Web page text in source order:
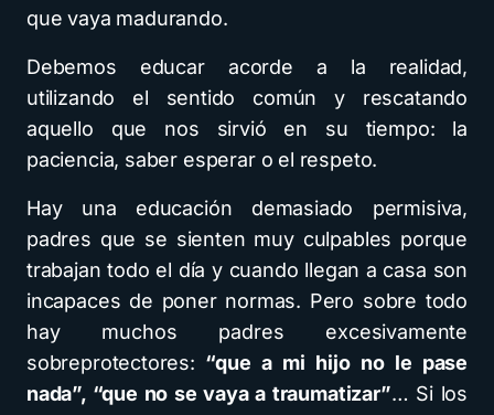
que vaya madurando.
Debemos educar acorde a la realidad,
utilizando el sentido común y rescatando
aquello que nos sirvió en su tiempo: la
paciencia, saber esperar o el respeto.
Hay una educación demasiado permisiva,
padres que se sienten muy culpables porque
trabajan todo el día y cuando llegan a casa son
incapaces de poner normas. Pero sobre todo
hay muchos padres excesivamente
sobreprotectores: “que a mi hijo no le pase
nada”, “que no se vaya a traumatizar”… Si los